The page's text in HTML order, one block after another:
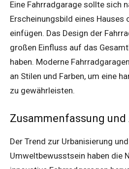
Eine Fahrradgarage sollte sich
Erscheinungsbild eines Hauses
einfügen. Das Design der
großen Einfluss auf das
haben. Moderne
an Stilen und Farben, um eine
zu gewährleisten.
Zusammenfassung
Der Trend zur Urbanisierung
Umweltbewusstsein haben die